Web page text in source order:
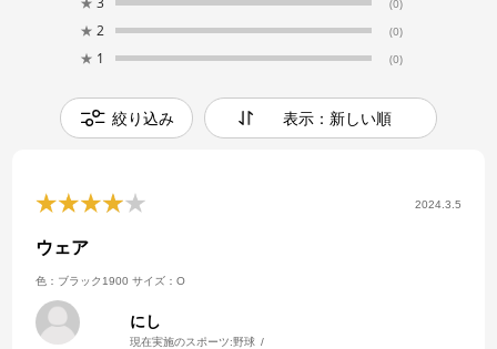
★ 2 (0)
★ 1 (0)
絞り込み 表示：新しい順
2024.3.5
ウェア
色：ブラック1900 サイズ：O
にし
現在実施のスポーツ:野球